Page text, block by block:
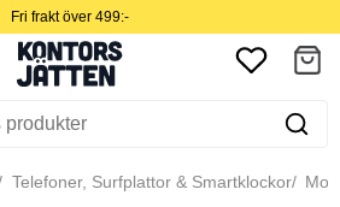
Fri frakt över 499:-
Telefoner, Surfplattor & Smartklockor